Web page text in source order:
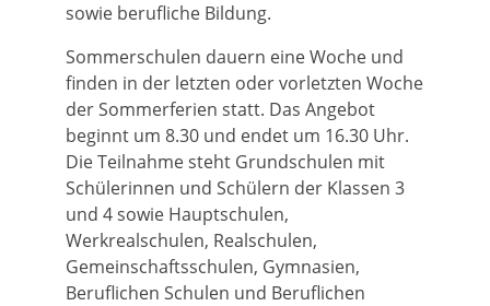
sowie berufliche Bildung.
Sommerschulen dauern eine Woche und
finden in der letzten oder vorletzten Woche
der Sommerferien statt. Das Angebot
beginnt um 8.30 und endet um 16.30 Uhr.
Die Teilnahme steht Grundschulen mit
Schülerinnen und Schülern der Klassen 3
und 4 sowie Hauptschulen,
Werkrealschulen, Realschulen,
Gemeinschaftsschulen, Gymnasien,
Beruflichen Schulen und Beruflichen